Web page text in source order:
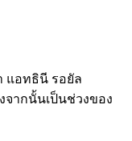
แอทธินี รอยัล
จากนั้นเป็นช่วงของ